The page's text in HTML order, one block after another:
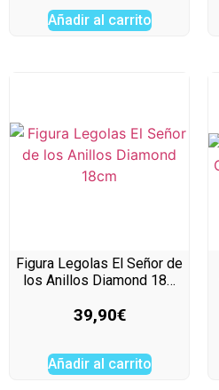
Añadir al carrito
Figura Legolas El Señor de
los Anillos Diamond 18…
39,90€
Añadir al carrito